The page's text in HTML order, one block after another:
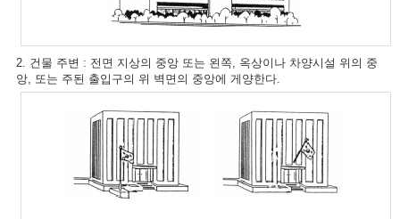
2. 건물 주변 : 전면 지상의 중앙 또는 왼쪽, 옥상이나 차양시설 위의 중
앙, 또는 주된 출입구의 위 벽면의 중앙에 게양한다.